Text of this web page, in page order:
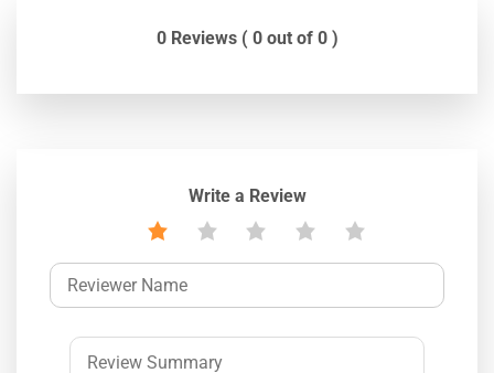
0 Reviews ( 0 out of 0 )
Write a Review